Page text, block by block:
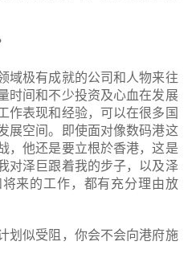
域极有成就的公司和人物来往
时间和不少投资及心血在发展
作表现和经验，可以在很多国
展空间。即使面对像数码港这
，他还是要立根於香港，这是
对泽巨跟着我的步子，以及泽
来的工作，都有充分理由放
划似受阻，你会不会向港府施